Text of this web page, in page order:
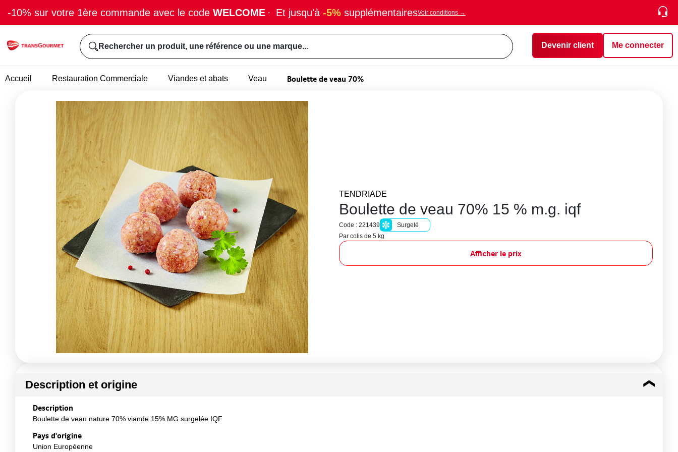
-10% sur votre 1ère commande avec le code WELCOME · Et jusqu'à -5% supplémentairesVoir conditions →
Rechercher un produit, une référence ou une marque... Devenir client Me connecter
Accueil Restauration Commerciale Viandes et abats Veau Boulette de veau 70%
TENDRIADE
Boulette de veau 70% 15 % m.g. iqf
Code : 221439
Surgelé
Par colis de 5 kg
Afficher le prix
Description et origine
Description
Boulette de veau nature 70% viande 15% MG surgelée IQF
Pays d'origine
Union Européenne